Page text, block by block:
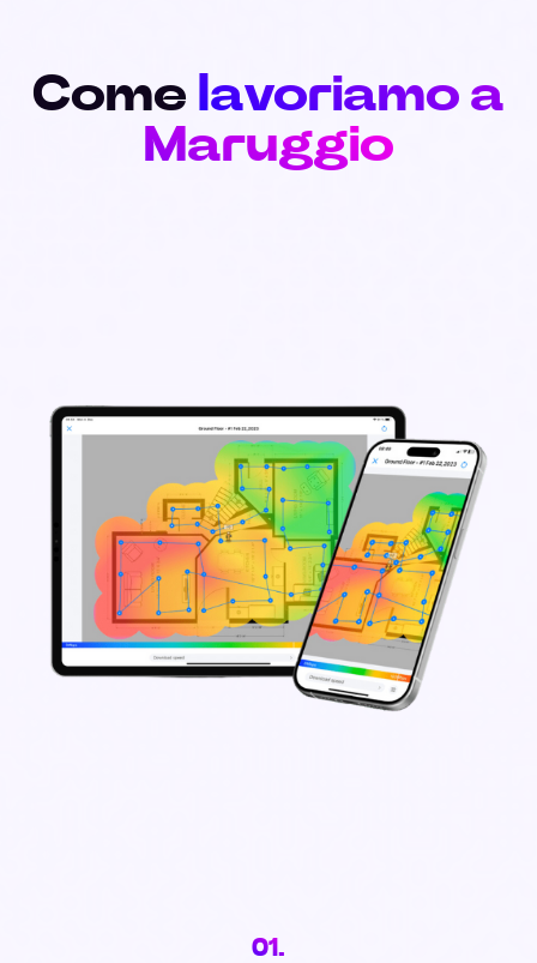
Come lavoriamo a
Maruggio
01.